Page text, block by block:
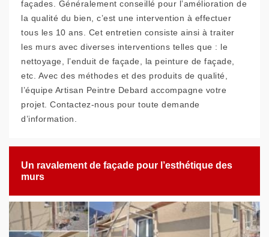
façades. Généralement conseillé pour l’amélioration de
la qualité du bien, c’est une intervention à effectuer
tous les 10 ans. Cet entretien consiste ainsi à traiter
les murs avec diverses interventions telles que : le
nettoyage, l’enduit de façade, la peinture de façade,
etc. Avec des méthodes et des produits de qualité,
l’équipe Artisan Peintre Debard accompagne votre
projet. Contactez-nous pour toute demande
d’information.
Un ravalement de façade pour l’esthétique des
murs